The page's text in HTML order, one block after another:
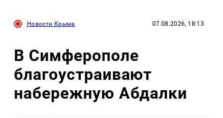
Новости Крыма 07.08.2026, 18:13
В Симферополе
благоустраивают
набережную Абдалки